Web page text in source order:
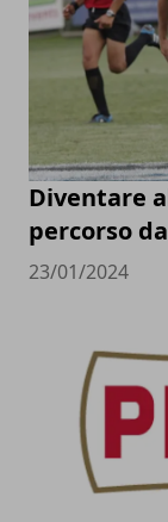
Diventare
percorso
23/01/2024